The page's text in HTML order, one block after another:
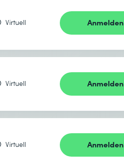
Virtuell Anmelden
Virtuell Anmelden
Virtuell Anmelden